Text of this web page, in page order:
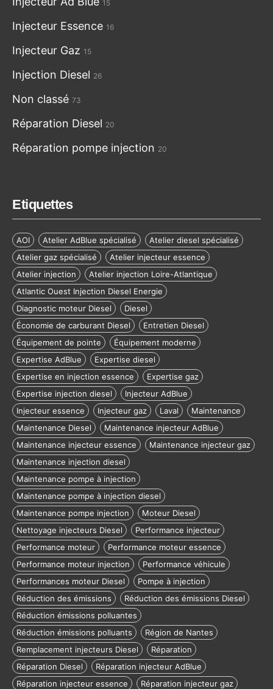
15
Injecteur Essence 16
Injecteur Gaz 15
Injection Diesel 26
Non classé 73
Réparation Diesel 20
Réparation pompe injection 20
Etiquettes
AOI Atelier AdBlue spécialisé
Atelier diesel spécialisé
Atelier gaz spécialisé
Atelier injecteur essence
Atelier injection
Atelier injection Loire-Atlantique
Atlantic Ouest Injection Diesel Energie
Diagnostic moteur Diesel
Diesel
Économie de carburant Diesel
Entretien Diesel
Équipement de pointe
Équipement moderne
Expertise AdBlue
Expertise diesel
Expertise en injection essence
Expertise gaz
Expertise injection diesel
Injecteur AdBlue
Injecteur essence
Injecteur gaz Laval
Maintenance
Maintenance Diesel
Maintenance injecteur AdBlue
Maintenance injecteur essence
Maintenance injecteur gaz
Maintenance injection diesel
Maintenance pompe à injection
Maintenance pompe à injection diesel
Maintenance pompe injection
Moteur Diesel
Nettoyage injecteurs Diesel
Performance injecteur
Performance moteur
Performance moteur essence
Performance moteur injection
Performance véhicule
Performances moteur Diesel
Pompe à injection
Réduction des émissions
Réduction des émissions Diesel
Réduction émissions polluantes
Réduction émissions polluants
Région de Nantes
Remplacement injecteurs Diesel
Réparation
Réparation Diesel
Réparation injecteur AdBlue
Réparation injecteur essence
Réparation injecteur gaz